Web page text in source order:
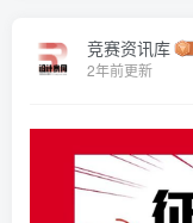
竞赛资讯库
2年前更新